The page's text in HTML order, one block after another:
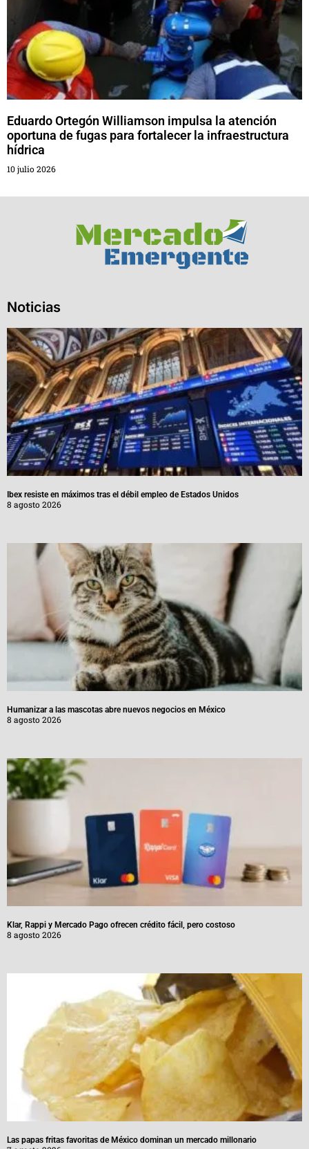
Eduardo Ortegón Williamson impulsa la atención
oportuna de fugas para fortalecer la infraestructura
hídrica
10 julio 2026
Noticias
Ibex resiste en máximos tras el débil empleo de Estados Unidos
8 agosto 2026
Humanizar a las mascotas abre nuevos negocios en México
8 agosto 2026
Klar, Rappi y Mercado Pago ofrecen crédito fácil, pero costoso
8 agosto 2026
Las papas fritas favoritas de México dominan un mercado millonario